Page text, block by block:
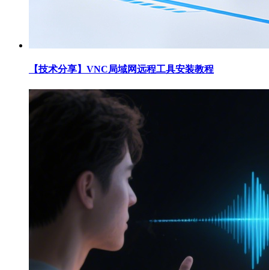
【技术分享】VNC局域网远程工具安装教程